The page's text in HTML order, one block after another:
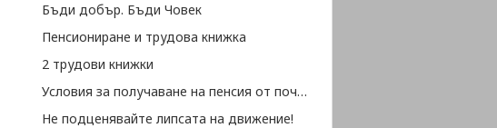
Бъди добър. Бъди Човек
Пенсиониране и трудова книжка
2 трудови книжки
Условия за получаване на пенсия от починал съпруг
Не подценявайте липсата на движение!